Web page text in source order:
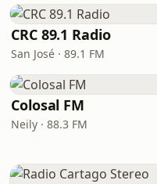
CRC 89.1 Radio
San José · 89.1 FM
Colosal FM
Neily · 88.3 FM